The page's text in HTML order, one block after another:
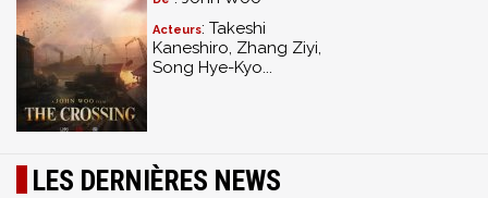
Acteurs: Takeshi
Kaneshiro, Zhang Ziyi,
Song Hye-Kyo...
LES DERNIÈRES NEWS